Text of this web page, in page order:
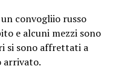
convogliio russo
e alcuni mezzi sono
si sono affrettati a
arrivato.